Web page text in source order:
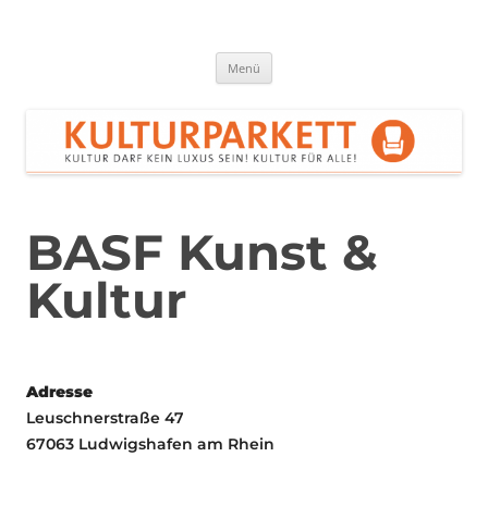
Menü
BASF Kunst &
Kultur
Adresse
Leuschnerstraße 47
67063 Ludwigshafen am Rhein